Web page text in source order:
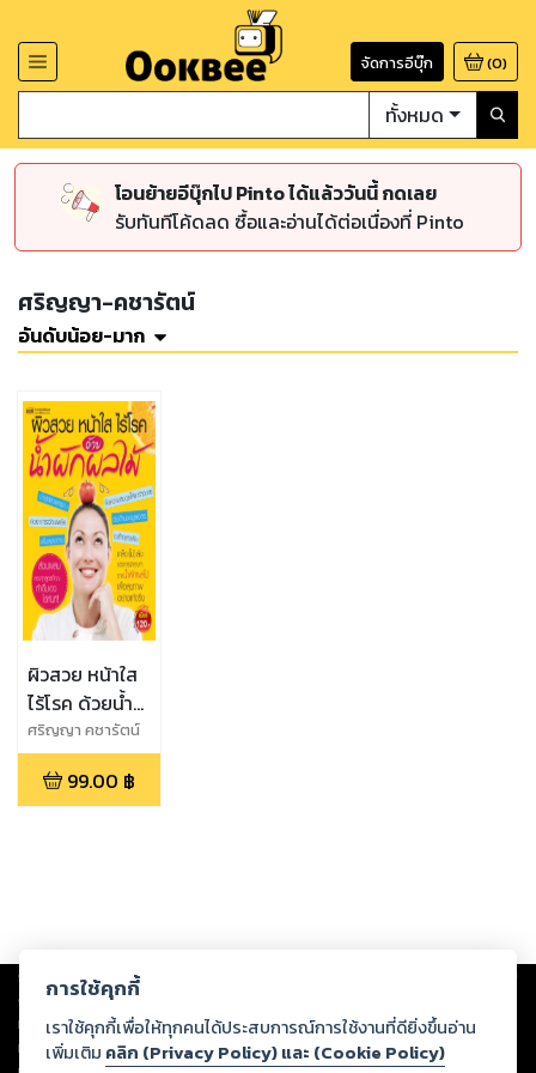
จัดการอีบุ๊ก (0)
ทั้งหมด
โอนย้ายอีบุ๊กไป Pinto ได้แล้ววันนี้ กดเลย
รับทันทีโค้ดลด ซื้อและอ่านได้ต่อเนื่องที่ Pinto
ศริญญา-คชารัตน์
อันดับน้อย-มาก
ผิวสวย หน้าใส
ไร้โรค ด้วยน้ำ
ผักผลไม้
ศริญญา คชารัตน์
99.00 ฿
Copyright © 2026
ต่อผลงานหรือเนื้อหาใดที่อัปโหลดผ่านเว็บไซต์และปรากฏว่าละเมิดสิทธิใน
ทรัพย์สินทางปัญญาของบุคคลอื่นหรือขัดต่อกฎหมายและศีลธรรม ดังนั้น ผู้อ่าน
ทุกท่านโปรดใช้วิจารณญาณในการกลั่นกรองด้วยตนเอง และหากท่านพบว่าส่วน
การใช้คุกกี้
เราใช้คุกกี้เพื่อให้ทุกคนได้ประสบการณ์การใช้งานที่ดียิ่งขึ้นอ่าน
เพิ่มเติม คลิก (Privacy Policy) และ (Cookie Policy)